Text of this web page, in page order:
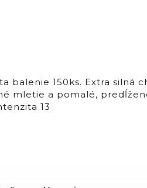
balenie 150ks. Extra
mletie a pomalé,
13